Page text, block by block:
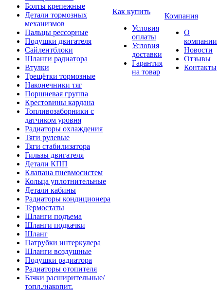
Болты крепежные
Детали тормозных
механизмов
Пальцы рессорные
Подушки двигателя
Сайлентблоки
Шланги радиатора
Втулки
Трещётки тормозные
Наконечники тяг
Поршневая группа
Крестовины кардана
Топливозаборники с
датчиком уровня
Радиаторы охлаждения
Тяги рулевые
Тяги стабилизатора
Гильзы двигателя
Детали КПП
Клапана пневмосистем
Кольца уплотнительные
Детали кабины
Радиаторы кондиционера
Термостаты
Шланги подъема
Шланги подкачки
Шланг
Патрубки интеркулера
Шланги воздушные
Подушки радиатора
Радиаторы отопителя
Бачки расширительные/
топл./накопит.
Как купить
Условия
оплаты
Условия
доставки
Гарантия
на товар
Компания
О
компании
Новости
Отзывы
Контакты